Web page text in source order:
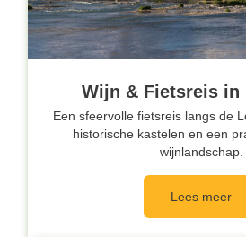
Wijn & Fietsreis in
Een sfeervolle fietsreis langs de
historische kastelen en een
wijnlandschap.
Lees meer